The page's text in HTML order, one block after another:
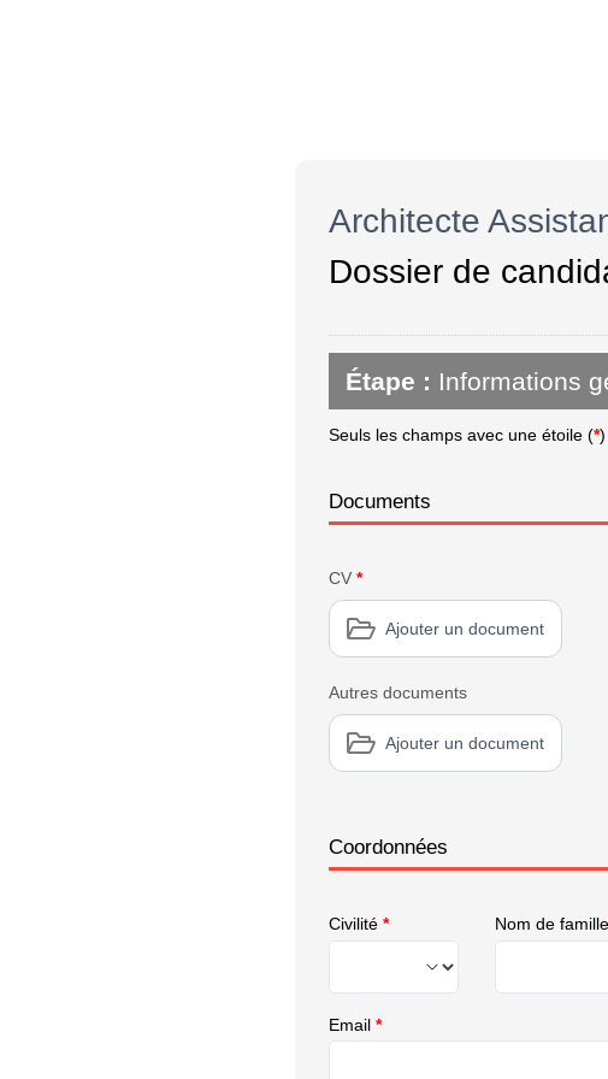
Architecte
Dossier de
Étape : Informations
Seuls les champs avec une étoile (*
Documents
CV *
Ajouter un document
Autres documents
Ajouter un document
Coordonnées
Civilité * Nom de famille
Email *